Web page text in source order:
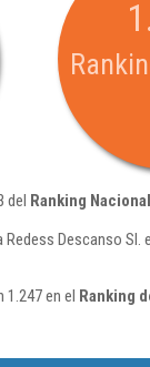
del Ranking
Redess Descanso
1.247 en el Ranking